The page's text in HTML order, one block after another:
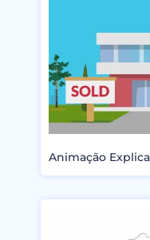
Animação